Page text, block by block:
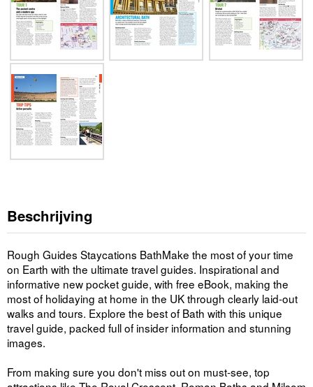
Beschrijving
Rough Guides Staycations BathMake the most of your time
on Earth with the ultimate travel guides. Inspirational and
informative new pocket guide, with free eBook, making the
most of holidaying at home in the UK through clearly laid-out
walks and tours. Explore the best of Bath with this unique
travel guide, packed full of insider information and stunning
images.
From making sure you don't miss out on must-see, top